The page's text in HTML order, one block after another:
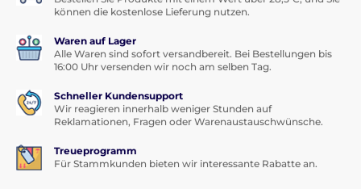
können die kostenlose Lieferung nutzen.
Waren auf Lager
Alle Waren sind sofort versandbereit. Bei Bestellungen bis
16:00 Uhr versenden wir noch am selben Tag.
Schneller Kundensupport
Wir reagieren innerhalb weniger Stunden auf
Reklamationen, Fragen oder Warenaustauschwünsche.
Treueprogramm
Für Stammkunden bieten wir interessante Rabatte an.